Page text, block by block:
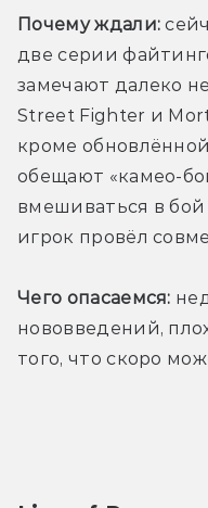
Почему ждали:
две серии
замечают далеко
Street Fighter и
кроме
обещают «камео-
вмешиваться в бой
игрок провёл
Чего опасаемся:
нововведений,
того, что скоро